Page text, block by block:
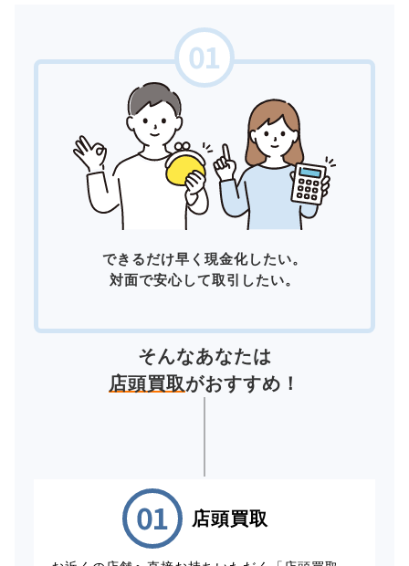
できるだけ早く現金化したい。
対面で安心して取引したい。
そんなあなたは
店頭買取がおすすめ！
店頭買取